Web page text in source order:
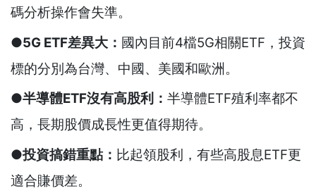
碼分析操作會失準。
●5G ETF差異大： 國內目前4檔5G相關ETF，投資
標的分別為台灣、中國、美國和歐洲。
●半導體ETF沒有高股利： 半導體ETF殖利率都不
高，長期股價成長性更值得期待。
●投資搞錯重點： 比起領股利，有些高股息ETF更
適合賺價差。